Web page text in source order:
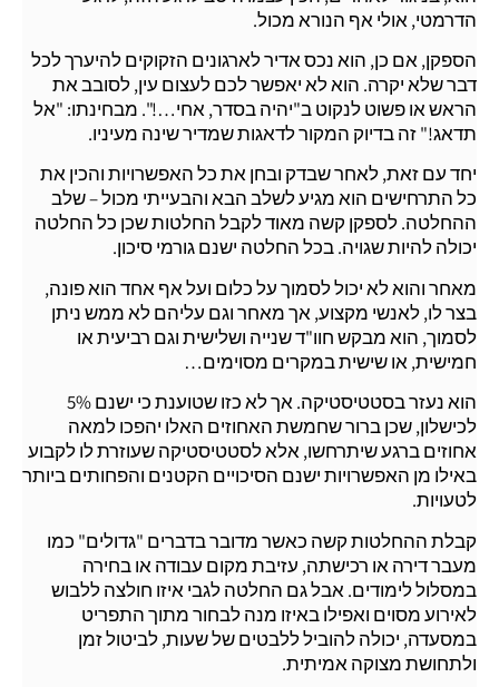
הדרמטי, אולי אף הנורא מכול.
הספקן, אם כן, הוא נכס אדיר לארגונים הזקוקים להיערך לכל
דבר שלא יקרה. הוא לא יאפשר לכם לעצום עין, לסובב את
הראש או פשוט לנקוט ב"יהיה בסדר, אחי…!". מבחינתו: "אל
תדאג!" זה בדיוק המקור לדאגות שמדיר שינה מעיניו.
יחד עם זאת, לאחר שבדק ובחן את כל האפשרויות והכין את
כל התרחישים הוא מגיע לשלב הבא והבעייתי מכול – שלב
ההחלטה. לספקן קשה מאוד לקבל החלטות שכן כל החלטה
יכולה להיות שגויה. בכל החלטה ישנם גורמי סיכון.
מאחר והוא לא יכול לסמוך על כלום ועל אף אחד הוא פונה,
בצר לו, לאנשי מקצוע, אך מאחר וגם עליהם לא ממש ניתן
לסמוך, הוא מבקש חוו"ד שנייה ושלישית וגם רביעית או
חמישית, או שישית במקרים מסוימים…
הוא נעזר בסטטיסטיקה. אך לא כזו שטוענת כי ישנם 5%
לכישלון, שכן ברור שחמשת האחוזים האלו יהפכו למאה
אחוזים ברגע שיתרחשו, אלא לסטטיסטיקה שעוזרת לו לקבוע
באילו מן האפשרויות ישנם הסיכויים הקטנים והפחותים ביותר
לטעויות.
קבלת ההחלטות קשה כאשר מדובר בדברים "גדולים" כמו
מעבר דירה או רכישתה, עזיבת מקום עבודה או בחירה
במסלול לימודים. אבל גם החלטה לגבי איזו חולצה ללבוש
לאירוע מסוים ואפילו באיזו מנה לבחור מתוך התפריט
במסעדה, יכולה להוביל ללבטים של שעות, לביטול זמן
ולתחושת מצוקה אמיתית.